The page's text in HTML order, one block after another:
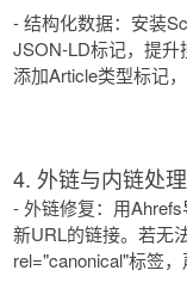
- 结构化数据：安装
JSON-LD标记，提
添加Article类型标记
4. 外链与内链处理
- 外链修复：用
新URL的链接。若无
rel="canonical"标签，